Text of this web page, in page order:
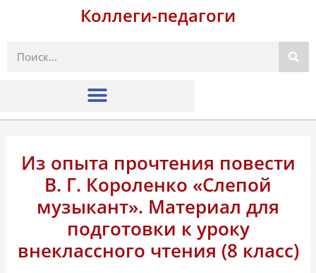
Коллеги-педагоги
Поиск
Из опыта прочтения повести
В. Г. Короленко «Слепой
музыкант». Материал для
подготовки к уроку
внеклассного чтения (8 класс)